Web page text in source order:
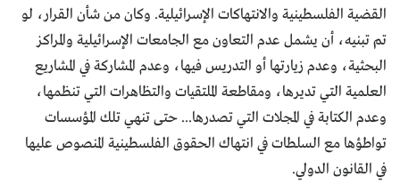
القضية الفلسطينية والانتهاكات الإسرائيلية. وكان من شأن القرار، لو
تم تبنيه، أن يشمل عدم التعاون مع الجامعات الإسرائيلية والمراكز
البحثية، وعدم زيارتها أو التدريس فيها، وعدم المشاركة في المشاريع
العلمية التي تديرها، ومقاطعة الملتقيات والتظاهرات التي تنظمها،
وعدم الكتابة في المجلات التي تصدرها... حتى تنهي تلك المؤسسات
تواطؤها مع السلطات في انتهاك الحقوق الفلسطينية المنصوص عليها
في القانون الدولي.